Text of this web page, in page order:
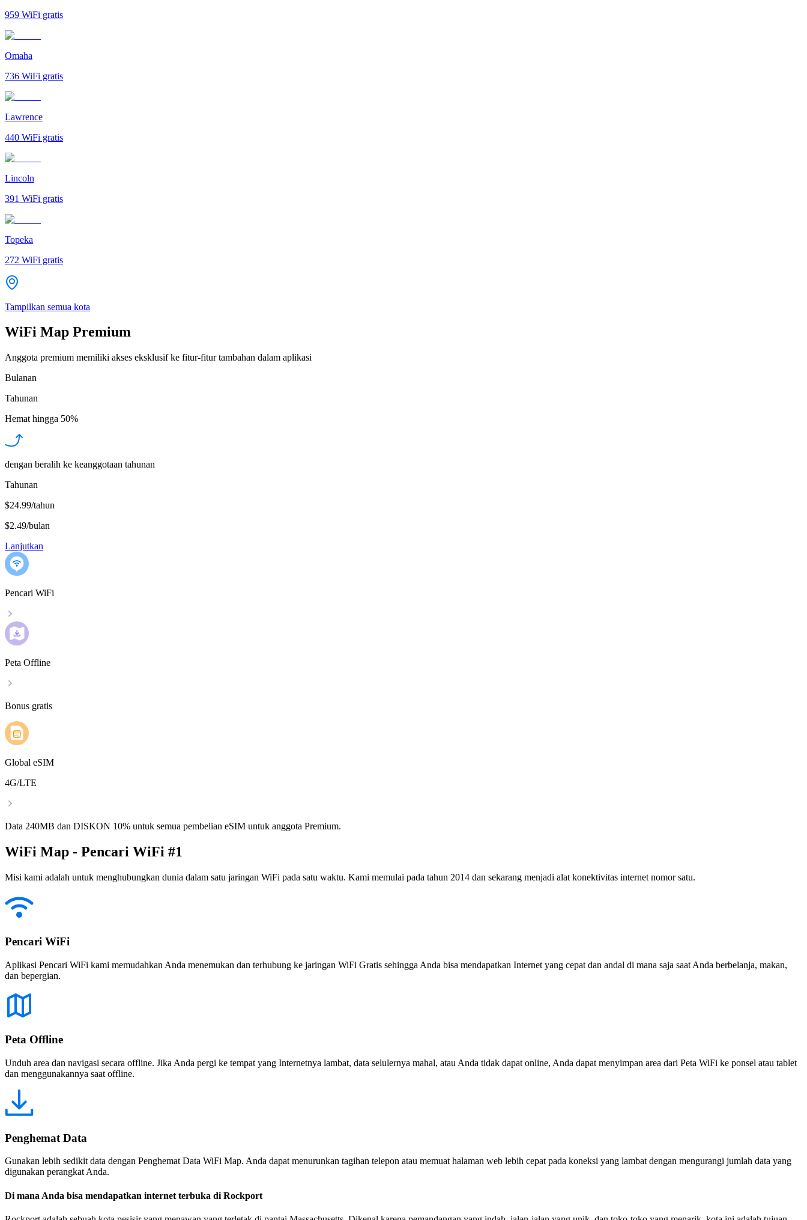
959 WiFi gratis
Omaha
736 WiFi gratis
Lawrence
440 WiFi gratis
Lincoln
391 WiFi gratis
Topeka
272 WiFi gratis
Tampilkan semua kota
WiFi Map Premium
Anggota premium memiliki akses eksklusif ke fitur-fitur tambahan dalam aplikasi
Bulanan
Tahunan
Hemat hingga 50%
dengan beralih ke keanggotaan tahunan
Tahunan
$24.99/tahun
$2.49/bulan
Lanjutkan
Pencari WiFi
Peta Offline
Bonus gratis
Global eSIM
4G/LTE
Data 240MB dan DISKON 10% untuk semua pembelian eSIM untuk anggota Premium.
WiFi Map - Pencari WiFi #1
Misi kami adalah untuk menghubungkan dunia dalam satu jaringan WiFi pada satu waktu. Kami memulai pada tahun 2014 dan sekarang menjadi alat konektivitas internet nomor satu.
Pencari WiFi
Aplikasi Pencari WiFi kami memudahkan Anda menemukan dan terhubung ke jaringan WiFi Gratis sehingga Anda bisa mendapatkan Internet yang cepat dan andal di mana saja saat Anda berbelanja, makan,
dan bepergian.
Peta Offline
Unduh area dan navigasi secara offline. Jika Anda pergi ke tempat yang Internetnya lambat, data selulernya mahal, atau Anda tidak dapat online, Anda dapat menyimpan area dari Peta WiFi ke ponsel atau tablet
dan menggunakannya saat offline.
Penghemat Data
Gunakan lebih sedikit data dengan Penghemat Data WiFi Map. Anda dapat menurunkan tagihan telepon atau memuat halaman web lebih cepat pada koneksi yang lambat dengan mengurangi jumlah data yang
digunakan perangkat Anda.
Di mana Anda bisa mendapatkan internet terbuka di Rockport